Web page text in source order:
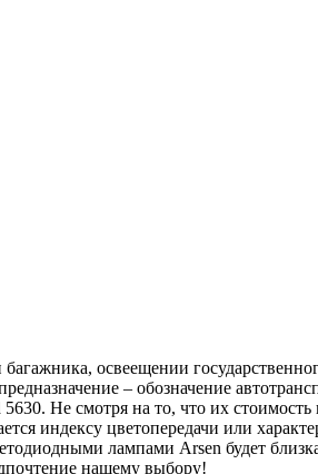
освеещении
– обозначение
Не смотря на то, что их
индексу цветопередачи или
лампами Arsen будет
нашему выбору!